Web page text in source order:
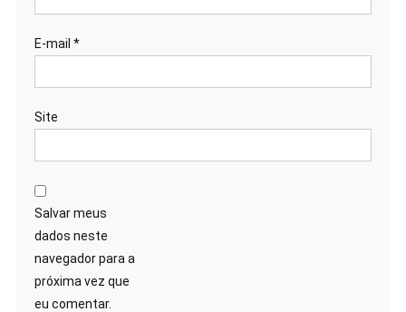
E-mail *
Site
Salvar meus
dados neste
navegador para a
próxima vez que
eu comentar.